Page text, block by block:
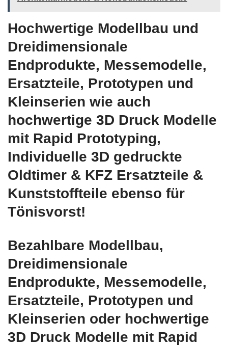
Hochwertige Modellbau und
Dreidimensionale
Endprodukte, Messemodelle,
Ersatzteile, Prototypen und
Kleinserien wie auch
hochwertige 3D Druck Modelle
mit Rapid Prototyping,
Individuelle 3D gedruckte
Oldtimer & KFZ Ersatzteile &
Kunststoffteile ebenso für
Tönisvorst!
Bezahlbare Modellbau,
Dreidimensionale
Endprodukte, Messemodelle,
Ersatzteile, Prototypen und
Kleinserien oder hochwertige
3D Druck Modelle mit Rapid